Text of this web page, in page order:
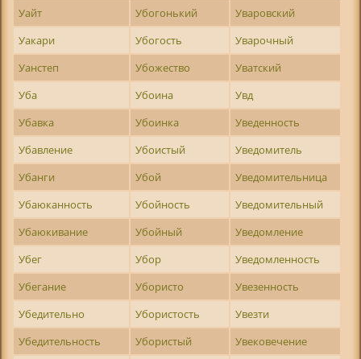
Уайт
Убогонький
Уваровский
Уакари
Убогость
Уварочный
Уанстеп
Убожество
Уватский
Уба
Убоина
Увд
Убавка
Убоинка
Уведенность
Убавление
Убоистый
Уведомитель
Убанги
Убой
Уведомительница
Убаюканность
Убойность
Уведомительный
Убаюкивание
Убойный
Уведомление
Убег
Убор
Уведомленность
Убегание
Убористо
Увезенность
Убедительно
Убористость
Увезти
Убедительность
Убористый
Увековечение